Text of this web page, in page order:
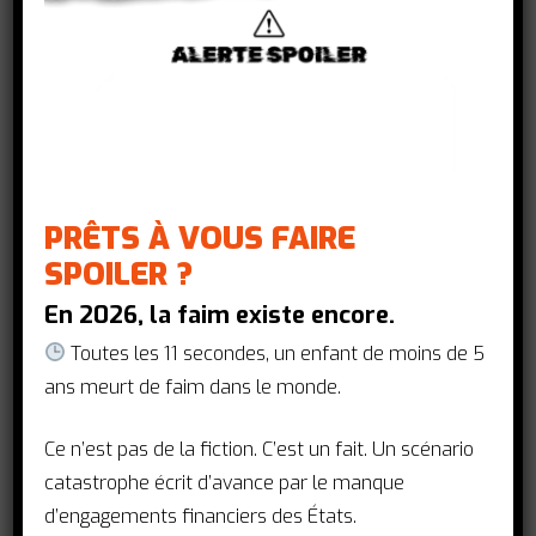
l’événement de lancement du plan
d’investissement de Gavi (2026-2030) et d’un
En juin 2024, la France accueillera
plan d’investissement de Gavi, l’Alliance
du Vaccin pour la période 2026-2030
ainsi que d’un nouvel instrument visant à
vaccins ! Annoncée jeudi 7 décembre,
l’organisation de cet événement par la
PRÊTS À VOUS FAIRE
SPOILER ?
En 2026, la faim existe encore.
Toutes les 11 secondes, un enfant de moins de 5
ans meurt de faim dans le monde.
Ce n’est pas de la fiction. C’est un fait. Un scénario
catastrophe écrit d’avance par le manque
d’engagements financiers des États.